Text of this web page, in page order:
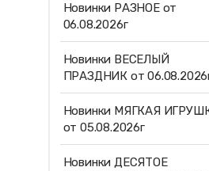
Новинки РАЗНОЕ от
06.08.2026г
Новинки ВЕСЕЛЫЙ
ПРАЗДНИК от
Новинки МЯГКАЯ
от 05.08.2026г
Новинки ДЕСЯТОЕ